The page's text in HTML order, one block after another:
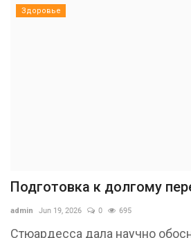
Здоровье
Подготовка к долгому
admin Jun 19, 2026 0 695
Стюардесса дала научно